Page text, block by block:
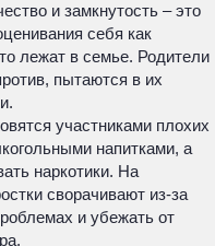
и замкнутость – это
себя как
лежат в семье. Родители
пытаются в их
участниками плохих
напитками, а
наркотики. На
сворачивают из-за
и убежать от